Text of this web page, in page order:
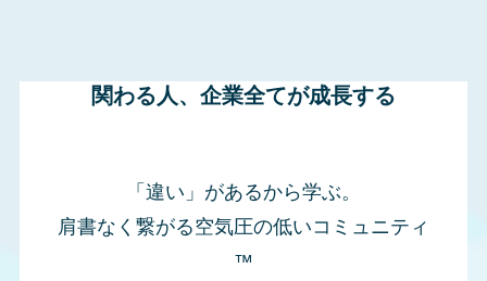
関わる人、企業全てが成長する
「違い」があるから学ぶ。
肩書なく繋がる空気圧の低いコミュニティ
™